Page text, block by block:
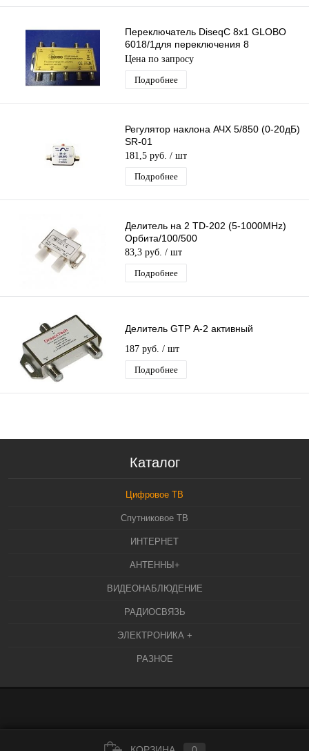
Переключатель DiseqC 8х1 GLOBO
6018/1для переключения 8
конвертеров одним ресивером
(приставкой)
Цена по запросу
Подробнее
Регулятор наклона АЧХ 5/850 (0-20дБ)
SR-01
181,5 руб. / шт
Подробнее
Делитель на 2 TD-202 (5-1000MHz)
Орбита/100/500
83,3 руб. / шт
Подробнее
Делитель GTP А-2 активный
187 руб. / шт
Подробнее
Каталог
Цифровое ТВ
Спутниковое ТВ
ИНТЕРНЕТ
АНТЕННЫ+
ВИДЕОНАБЛЮДЕНИЕ
РАДИОСВЯЗЬ
ЭЛЕКТРОНИКА +
РАЗНОЕ